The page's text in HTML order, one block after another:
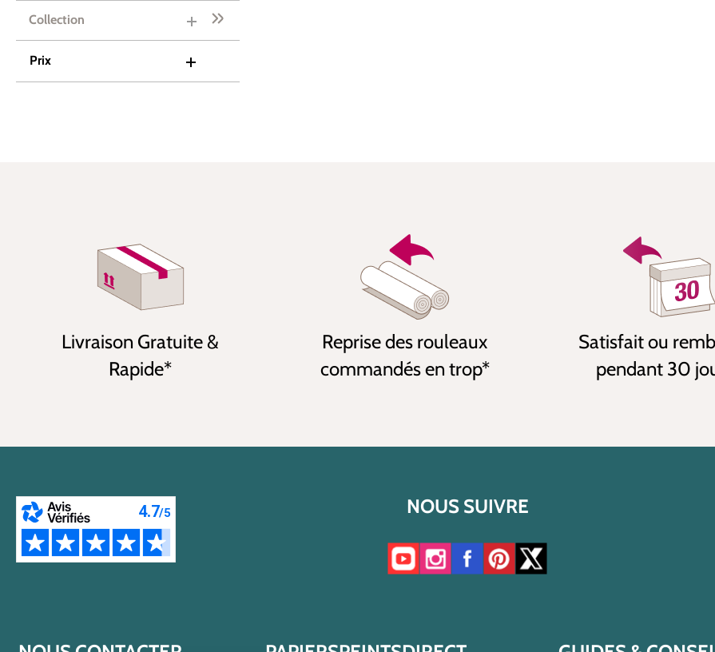
Collection
Prix
Livraison Gratuite &
Rapide*
Reprise des rouleaux
commandés en trop*
Satisfait ou
pendant 30
NOUS SUIVRE
Accéder à notre chaîne YouTube
Accéder à notre compte Instagram
Accéder à notre page Facebook
Accéder à notre compte Pinterest
Accéder à notre compte Twitter/X